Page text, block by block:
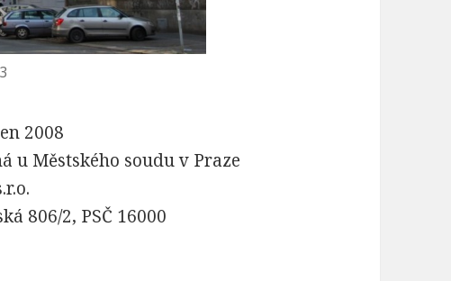
2008
u Městského soudu v Praze
806/2, PSČ 16000